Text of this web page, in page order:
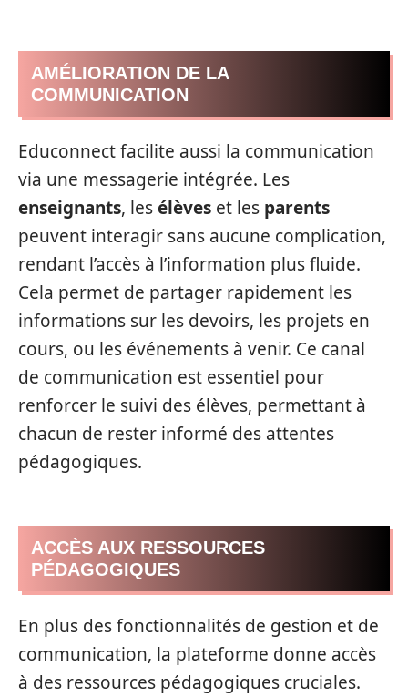
AMÉLIORATION DE LA
COMMUNICATION
Educonnect facilite aussi la communication
via une messagerie intégrée. Les
enseignants, lesélèves et les parents
peuvent interagir sans aucune complication,
rendant l’accès à l’information plus fluide.
Cela permet de partager rapidement les
informations sur les devoirs, les projets en
cours, ou les événements à venir. Ce canal
de communication est essentiel pour
renforcer le suivi des élèves, permettant à
chacun de rester informé des attentes
pédagogiques.
ACCÈS AUX RESSOURCES
PÉDAGOGIQUES
En plus des fonctionnalités de gestion et de
communication, la plateforme donne accès
à des ressources pédagogiques cruciales.